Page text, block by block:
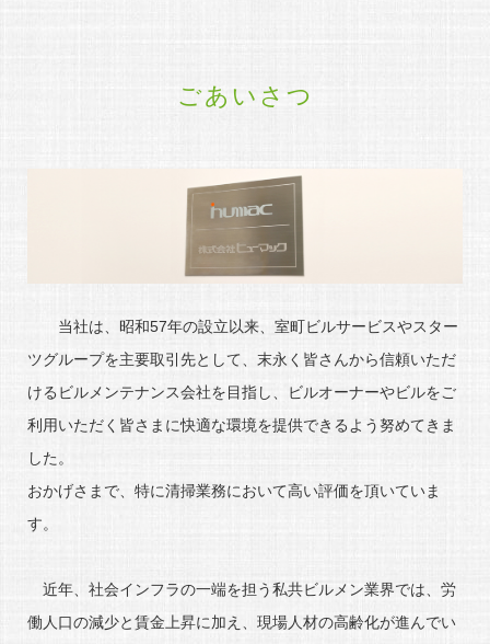
ごあいさつ
当社は、昭和57年の設立以来、室町ビルサービスやスター
ツグループを主要取引先として、末永く皆さんから信頼いただ
けるビルメンテナンス会社を目指し、ビルオーナーやビルをご
利用いただく皆さまに快適な環境を提供できるよう努めてきま
した。
おかげさまで、特に清掃業務において高い評価を頂いていま
す。
近年、社会インフラの一端を担う私共ビルメン業界では、労
働人口の減少と賃金上昇に加え、現場人材の高齢化が進んでい